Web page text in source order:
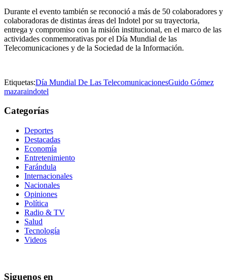
Durante el evento también se reconoció a más de 50 colaboradores y
colaboradoras de distintas áreas del Indotel por su trayectoria,
entrega y compromiso con la misión institucional, en el marco de las
actividades conmemorativas por el Día Mundial de las
Telecomunicaciones y de la Sociedad de la Información.
Etiquetas:Día Mundial De Las TelecomunicacionesGuido Gómez
mazaraindotel
Categorías
Deportes
Destacadas
Economía
Entretenimiento
Farándula
Internacionales
Nacionales
Opiniones
Política
Radio & TV
Salud
Tecnología
Videos
Siguenos en